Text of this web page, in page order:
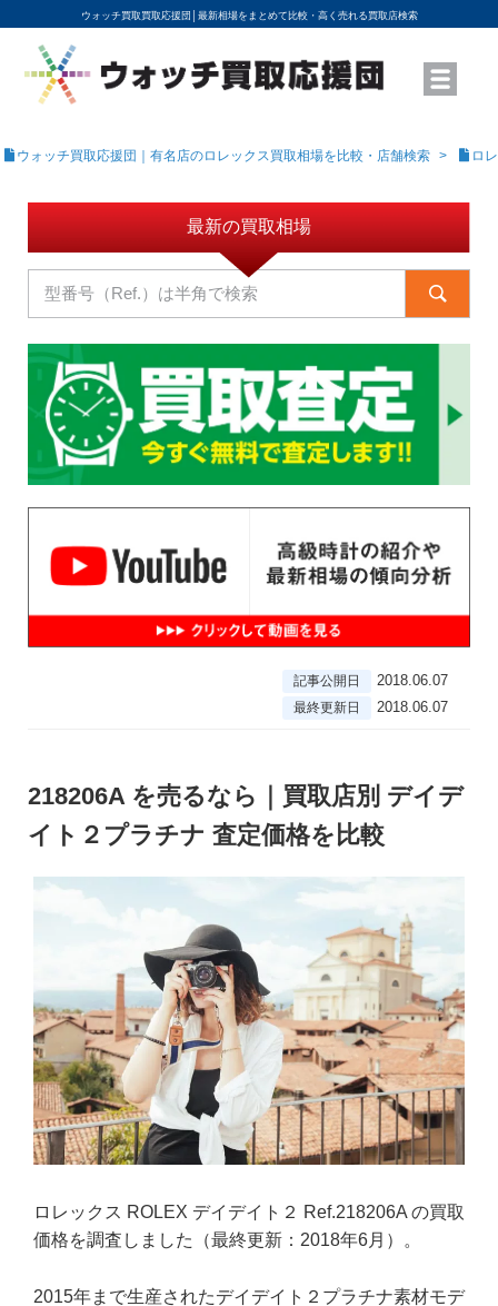
ウォッチ買取買取応援団│ 最新相場をまとめて比較・高く売れる買取店検索
YouTubeで動画を公開中
ROLEXモデル名から買取相場を調べる
高級時計ブランド名から買取相場を調べる
地域から買取店を探す
店舗名から買取店を探す
ブランド時計を高く売る方法
買取査定を依頼する
ウォッチ買取応援団｜有名店のロレックス買取相場を比較・店舗検索 ロ
最新の買取相場
記事公開日 2018.06.07
最終更新日 2018.06.07
218206A を売るなら｜買取店別 デイデ
イト２プラチナ 査定価格を比較
ロレックス ROLEX デイデイト２ Ref.218206A の買取
価格を調査しました（最終更新：2018年6月）。
2015年まで生産されたデイデイト２プラチナ素材モデ